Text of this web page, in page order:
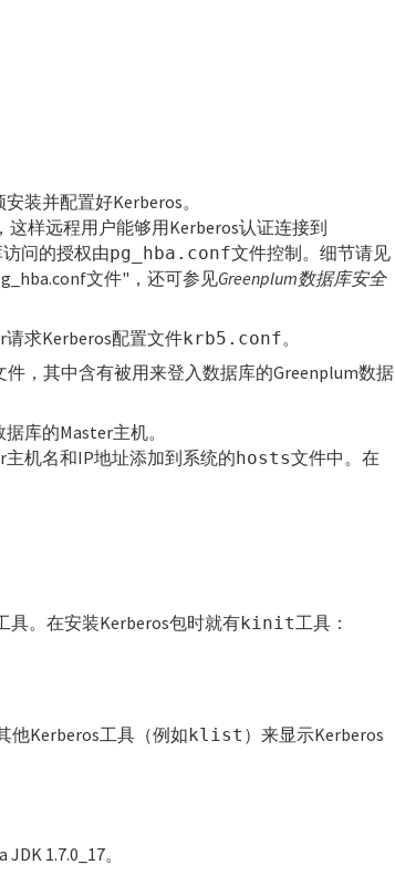
装并配置好Kerberos。
样远程用户能够用Kerberos认证连接到
问的授权由pg_hba.conf文件控制。细节请见
文件"，还可参见Greenplum数据库安全
求Kerberos配置文件krb5.conf。
，其中含有被用来登入数据库的Greenplum数据
库的Master主机。
机名和IP地址添加到系统的 hosts文件中。在
具。在安装Kerberos包时就有kinit工具：
他Kerberos工具（例如klist ）来显示Kerberos
1.7.0_17。